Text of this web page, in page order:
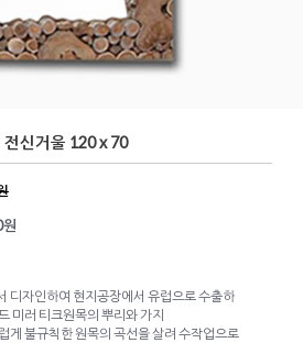
신거울 120 x 70
원
디자인하여 현지공장에서 유럽으로 수출하
미러 티크원목의 뿌리와 가지
게 불규칙한 원목의 곡선을 살려 수작업으로